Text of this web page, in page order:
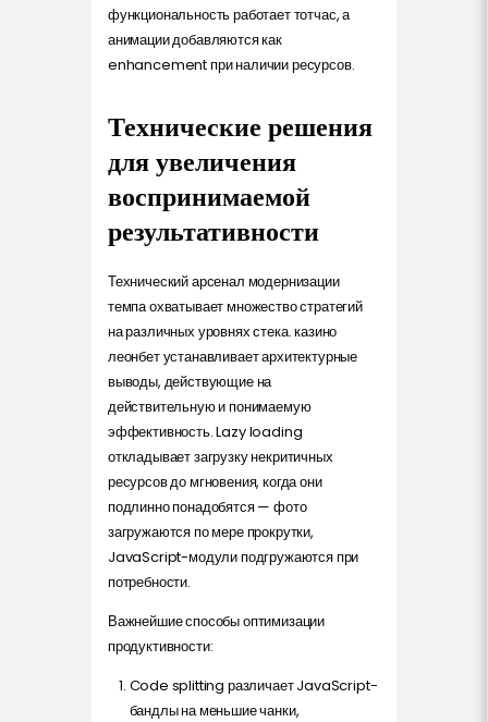
функциональность работает тотчас, а
анимации добавляются как
enhancement при наличии ресурсов.
Технические решения
для увеличения
воспринимаемой
результативности
Технический арсенал модернизации
темпа охватывает множество стратегий
на различных уровнях стека. казино
леонбет устанавливает архитектурные
выводы, действующие на
действительную и понимаемую
эффективность. Lazy loading
откладывает загрузку некритичных
ресурсов до мгновения, когда они
подлинно понадобятся — фото
загружаются по мере прокрутки,
JavaScript-модули подгружаются при
потребности.
Важнейшие способы оптимизации
продуктивности:
Code splitting различает JavaScript-
бандлы на меньшие чанки,